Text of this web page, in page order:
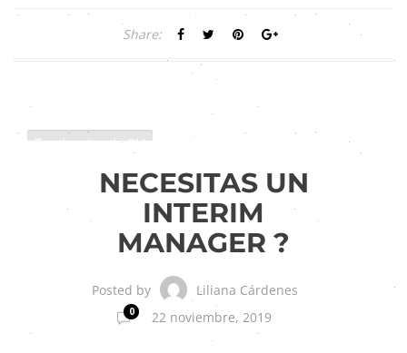
Share:
Tendencias de RH
NECESITAS UN
INTERIM
MANAGER ?
Posted by Liliana Cárdenes
0 22 noviembre, 2019